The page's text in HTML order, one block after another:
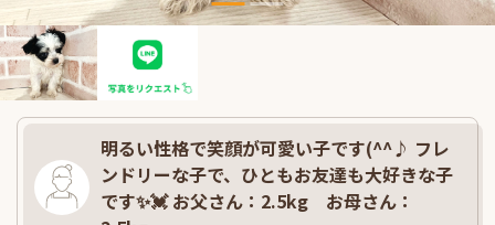
明るい性格で笑顔が可愛い子です(^^♪ フレ
ンドリーな子で、ひともお友達も大好きな子
です✨💓 お父さん：2.5kg お母さん：